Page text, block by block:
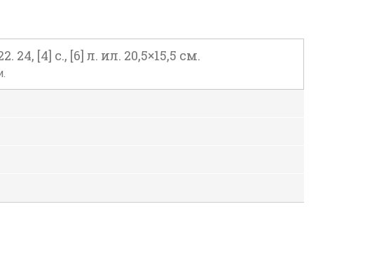
[4] с., [6] л. ил. 20,5×15,5 см.